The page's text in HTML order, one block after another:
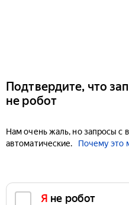
Подтвердите, что
не робот
Нам очень жаль, но запросы с
автоматические.
Почему это
Я не робот